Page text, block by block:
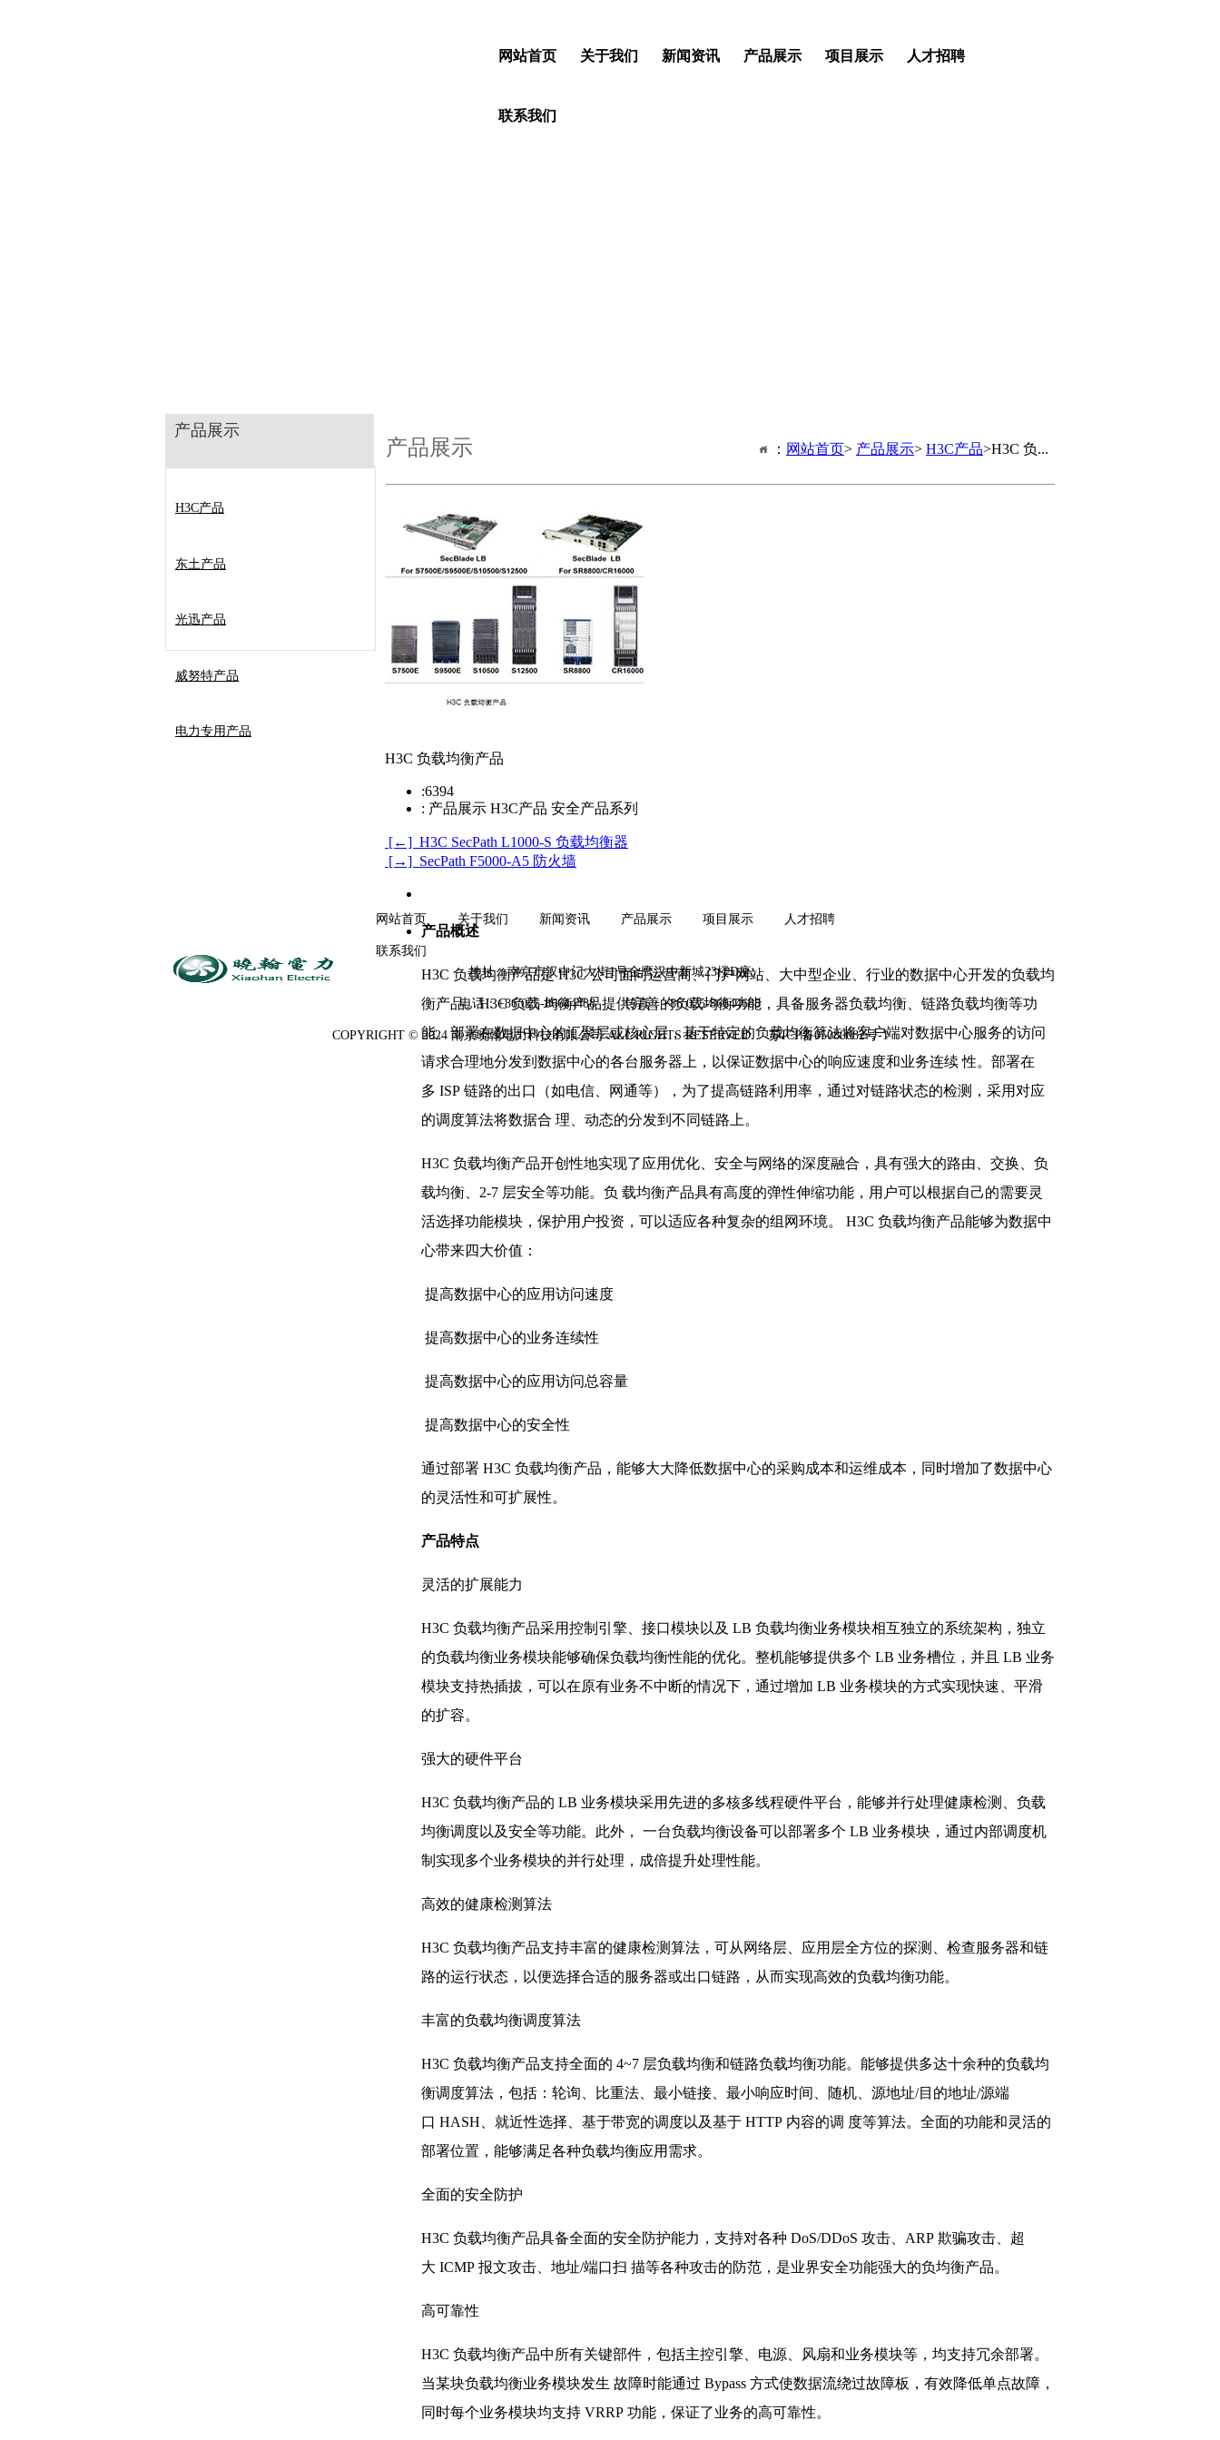
网站首页 关于我们 新闻资讯 产品展示 项目展示 人才招聘
联系我们
产品展示
H3C产品
东土产品
光迅产品
威努特产品
电力专用产品
产品展示 ： 网站首页> 产品展示> H3C产品>H3C 负...
H3C 负载均衡产品
:6394
: 产品展示 H3C产品 安全产品系列
[←] H3C SecPath L1000-S 负载均衡器
[→] SecPath F5000-A5 防火墙
产品概述
H3C 负载均衡产品是 H3C 公司面向运营商、门户网站、大中型企业、行业的数据中心开发的负载均
衡产品。H3C 负载 均衡产品提供完善的负载均衡功能，具备服务器负载均衡、链路负载均衡等功
能。部署在数据中心的汇聚层或核心层，基于特定的负载均衡算法将客户端对数据中心服务的访问
请求合理地分发到数据中心的各台服务器上，以保证数据中心的响应速度和业务连续 性。部署在
多 ISP 链路的出口（如电信、网通等），为了提高链路利用率，通过对链路状态的检测，采用对应
的调度算法将数据合 理、动态的分发到不同链路上。
H3C 负载均衡产品开创性地实现了应用优化、安全与网络的深度融合，具有强大的路由、交换、负
载均衡、2-7 层安全等功能。负 载均衡产品具有高度的弹性伸缩功能，用户可以根据自己的需要灵
活选择功能模块，保护用户投资，可以适应各种复杂的组网环境。 H3C 负载均衡产品能够为数据中
心带来四大价值：
提高数据中心的应用访问速度
提高数据中心的业务连续性
提高数据中心的应用访问总容量
提高数据中心的安全性
通过部署 H3C 负载均衡产品，能够大大降低数据中心的采购成本和运维成本，同时增加了数据中心
的灵活性和可扩展性。
产品特点
灵活的扩展能力
H3C 负载均衡产品采用控制引擎、接口模块以及 LB 负载均衡业务模块相互独立的系统架构，独立
的负载均衡业务模块能够确保负载均衡性能的优化。整机能够提供多个 LB 业务槽位，并且 LB 业务
模块支持热插拔，可以在原有业务不中断的情况下，通过增加 LB 业务模块的方式实现快速、平滑
的扩容。
强大的硬件平台
H3C 负载均衡产品的 LB 业务模块采用先进的多核多线程硬件平台，能够并行处理健康检测、负载
均衡调度以及安全等功能。此外， 一台负载均衡设备可以部署多个 LB 业务模块，通过内部调度机
制实现多个业务模块的并行处理，成倍提升处理性能。
高效的健康检测算法
H3C 负载均衡产品支持丰富的健康检测算法，可从网络层、应用层全方位的探测、检查服务器和链
路的运行状态，以便选择合适的服务器或出口链路，从而实现高效的负载均衡功能。
丰富的负载均衡调度算法
H3C 负载均衡产品支持全面的 4~7 层负载均衡和链路负载均衡功能。能够提供多达十余种的负载均
衡调度算法，包括：轮询、比重法、最小链接、最小响应时间、随机、源地址/目的地址/源端
口 HASH、就近性选择、基于带宽的调度以及基于 HTTP 内容的调 度等算法。全面的功能和灵活的
部署位置，能够满足各种负载均衡应用需求。
全面的安全防护
H3C 负载均衡产品具备全面的安全防护能力，支持对各种 DoS/DDoS 攻击、ARP 欺骗攻击、超
大 ICMP 报文攻击、地址/端口扫 描等各种攻击的防范，是业界安全功能强大的负均衡产品。
高可靠性
H3C 负载均衡产品中所有关键部件，包括主控引擎、电源、风扇和业务模块等，均支持冗余部署。
当某块负载均衡业务模块发生 故障时能通过 Bypass 方式使数据流绕过故障板，有效降低单点故障，
同时每个业务模块均支持 VRRP 功能，保证了业务的高可靠性。
网站首页 关于我们 新闻资讯 产品展示 项目展示 人才招聘
联系我们
地址：南京市汉中门大街1号金鹰汉中新城23楼D座
电话：+86 025-86644488 传真：+86 025-86644688
COPYRIGHT © 2024 南京晓翰电力科技有限公司 ALL RIGHTS RESERVED苏ICP备05080082号-1